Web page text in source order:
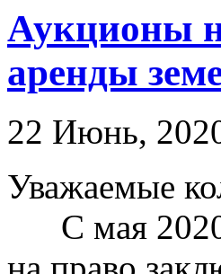
Аукционы
аренды
22 Июнь,
Уважаемые
С мая 2020